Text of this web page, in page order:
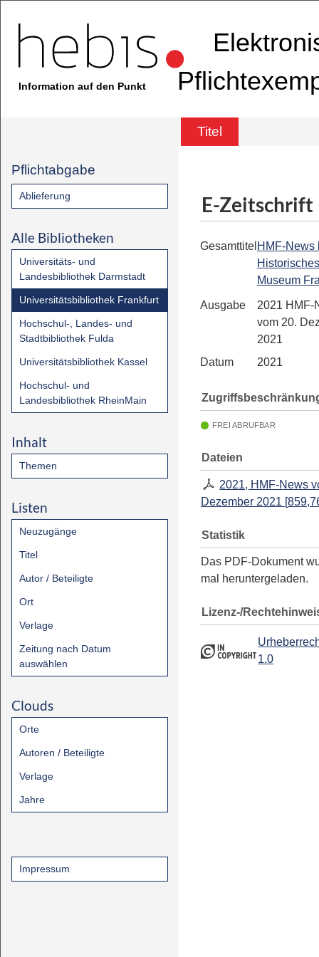
Information auf den Punkt
Titel
Pflichtabgabe
Ablieferung
Alle Bibliotheken
Universitäts- und
Landesbibliothek Darmstadt
Universitätsbibliothek Frankfurt
Hochschul-, Landes- und
Stadtbibliothek Fulda
Universitätsbibliothek Kassel
Hochschul- und
Landesbibliothek RheinMain
Inhalt
Themen
Listen
Neuzugänge
Titel
Autor / Beteiligte
Ort
Verlage
Zeitung nach Datum
auswählen
Clouds
Orte
Autoren / Beteiligte
Verlage
Jahre
Impressum
E-Zeitschrift
Gesamttitel HMF-News
Historisches
Museum
Ausgabe
2021 HMF-
vom 20.
2021
Datum
2021
FREI ABRUFBAR
Dateien
2021, HMF-News
Dezember 2021 [
Statistik
Das PDF-Dokument
mal heruntergeladen.
Lizenz-/
1.0